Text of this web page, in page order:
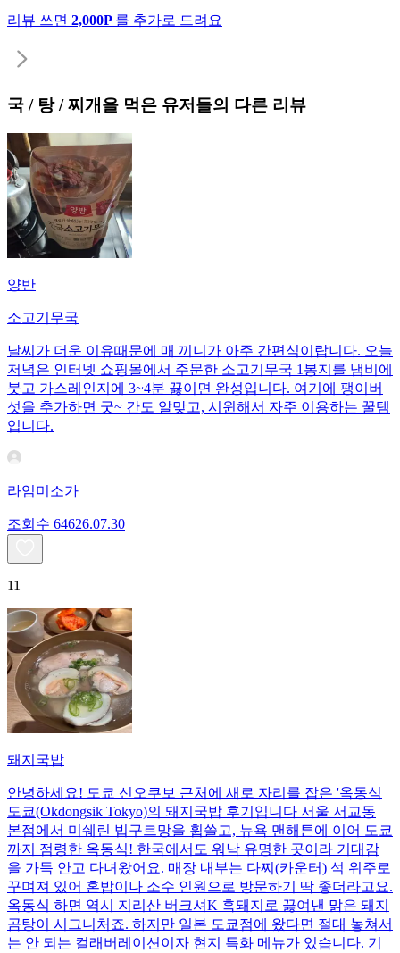
리뷰 쓰면 2,000P 를 추가로 드려요
국 / 탕 / 찌개 을 먹은 유저들의 다른 리뷰
양반
소고기무국
날씨가 더운 이유때문에 매 끼니가 아주 간편식이랍니다. 오늘
저녁은 인터넷 쇼핑몰에서 주문한 소고기무국 1봉지를 냄비에
붓고 가스레인지에 3~4분 끓이면 완성입니다. 여기에 팽이버
섯을 추가하면 굿~ 간도 알맞고, 시윈해서 자주 이용하는 꿀템
입니다.
라임미소가
조회수 64626.07.30
11
돼지국밥
안녕하세요! 도쿄 신오쿠보 근처에 새로 자리를 잡은 '옥동식
도쿄(Okdongsik Tokyo)의 돼지국밥 후기입니다 서울 서교동
본점에서 미쉐린 빕구르망을 휩쓸고, 뉴욕 맨해튼에 이어 도쿄
까지 점령한 옥동식! 한국에서도 워낙 유명한 곳이라 기대감
을 가득 안고 다녀왔어요. 매장 내부는 다찌(카운터) 석 위주로
꾸며져 있어 혼밥이나 소수 인원으로 방문하기 딱 좋더라고요.
옥동식 하면 역시 지리산 버크셔K 흑돼지로 끓여낸 맑은 돼지
곰탕이 시그니처죠. 하지만 일본 도쿄점에 왔다면 절대 놓쳐서
는 안 되는 컬래버레이션이자 현지 특화 메뉴가 있습니다. 기